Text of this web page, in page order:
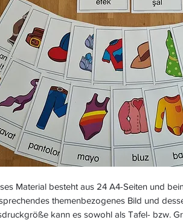
Material besteht aus 24 A4-Seiten und
themenbezogenes Bild und
kann es sowohl als Tafel- bzw.